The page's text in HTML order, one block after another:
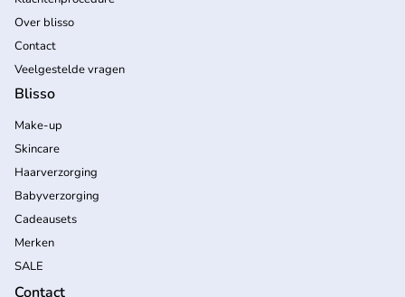
Over blisso
Contact
Veelgestelde vragen
Blisso
Make-up
Skincare
Haarverzorging
Babyverzorging
Cadeausets
Merken
SALE
Contact